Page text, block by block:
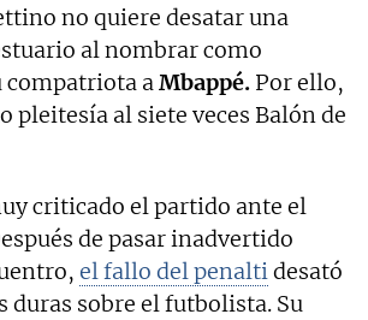
no quiere desatar una
al nombrar como
compatriota aMbappé. Por ello,
pleitesía al siete veces Balón de
criticado el partido ante el
de pasar inadvertido
el fallo del penaltidesató
duras sobre el futbolista. Su